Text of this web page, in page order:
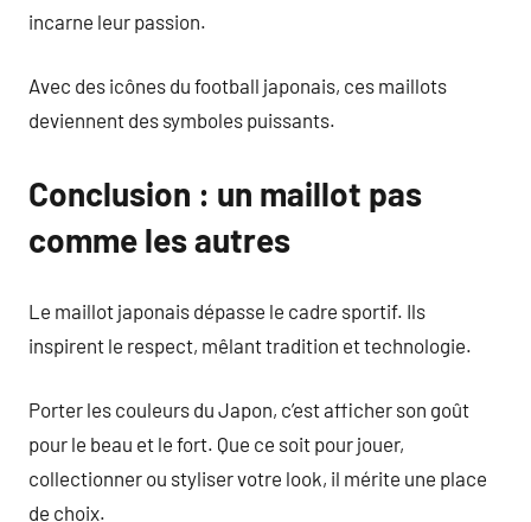
incarne leur passion.
Avec des icônes du football japonais, ces maillots
deviennent des symboles puissants.
Conclusion : un maillot pas
comme les autres
Le maillot japonais dépasse le cadre sportif. Ils
inspirent le respect, mêlant tradition et technologie.
Porter les couleurs du Japon, c’est afficher son goût
pour le beau et le fort. Que ce soit pour jouer,
collectionner ou styliser votre look, il mérite une place
de choix.